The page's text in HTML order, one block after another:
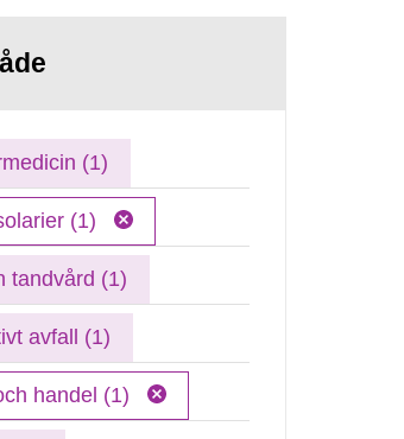
(1)
(1)
tandvård (1)
avfall (1)
handel (1)